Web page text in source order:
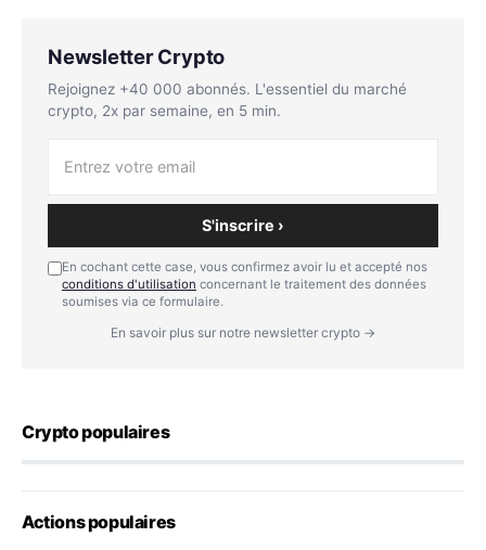
Newsletter Crypto
Rejoignez +40 000 abonnés. L'essentiel du marché
crypto, 2x par semaine, en 5 min.
S'inscrire ›
En cochant cette case, vous confirmez avoir lu et accepté nos
conditions d'utilisation concernant le traitement des données
soumises via ce formulaire.
En savoir plus sur notre newsletter crypto →
Crypto populaires
Actions populaires